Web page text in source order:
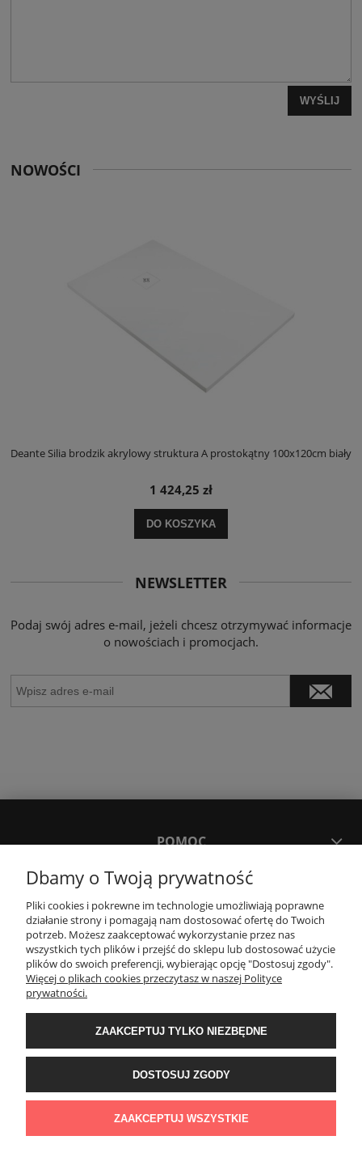
WYŚLIJ
NOWOŚCI
Deante Silia brodzik akrylowy struktura A prostokątny 100x120cm biały
1 424,25 zł
DO KOSZYKA
NEWSLETTER
Podaj swój adres e-mail, jeżeli chcesz otrzymywać informacje
o nowościach i promocjach.
POMOC
MOJE KONTO
PŁATNOŚCI I DOSTAWA
KONTAKT
Wyposażenie łazienek Łazienki.eco | Pawła 23, 41-708 Ruda Śląska | E-mail:
sklep@lazienki.eco | Tel.: 600 012 164 lub 600 012 159 | TGS Przemysław
Stoń | NIP: 6312213594 | REGON: 276403698
Dbamy o Twoją prywatność
Pliki cookies i pokrewne im technologie umożliwiają poprawne
działanie strony i pomagają nam dostosować ofertę do Twoich
potrzeb. Możesz zaakceptować wykorzystanie przez nas
wszystkich tych plików i przejść do sklepu lub dostosować użycie
plików do swoich preferencji, wybierając opcję "Dostosuj zgody".
Więcej o plikach cookies przeczytasz w naszej Polityce
prywatności.
ZAAKCEPTUJ TYLKO NIEZBĘDNE
DOSTOSUJ ZGODY
ZAAKCEPTUJ WSZYSTKIE